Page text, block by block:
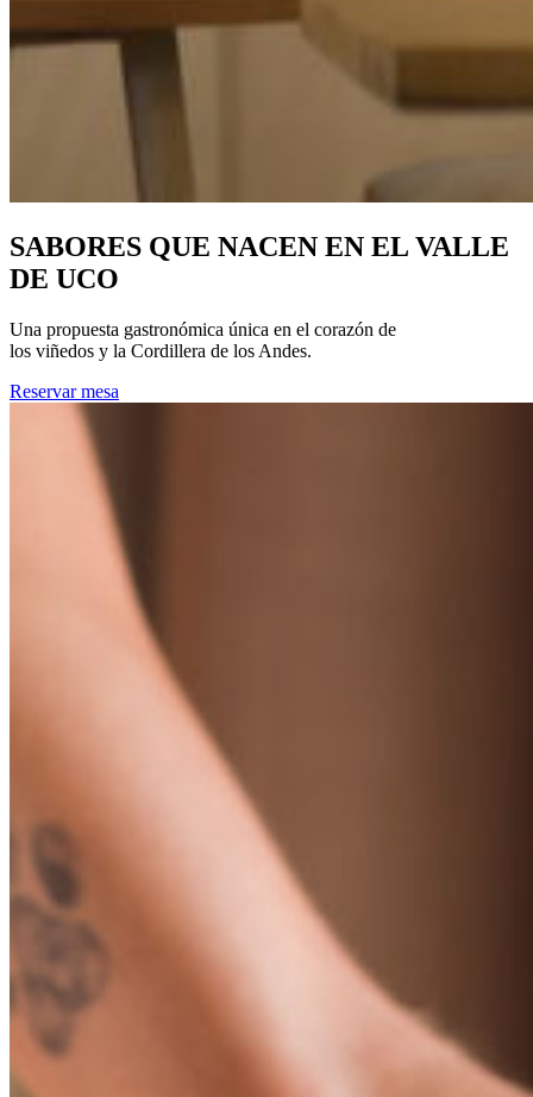
SABORES QUE NACEN EN EL VALLE
DE UCO
Una propuesta gastronómica única en el corazón de
los viñedos y la Cordillera de los Andes.
Reservar mesa